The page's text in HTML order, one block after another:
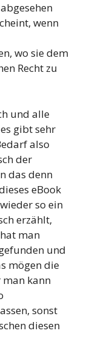
wenn
wo sie dem
Recht zu
und alle
gibt sehr
also
der
das denn
eBook
so ein
erzählt,
man
und
mögen die
kann
sonst
diesen